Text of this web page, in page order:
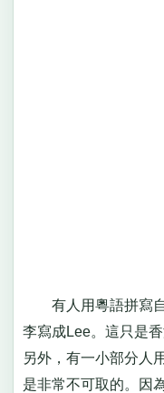
有人用粵語拼寫自
李寫成Lee。這只是
另外，有一小部分人
是非常不可取的。因